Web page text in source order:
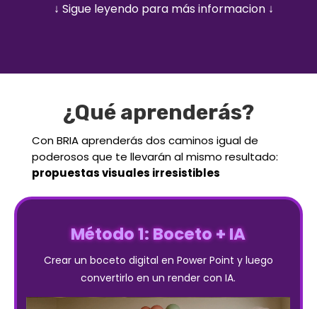
↓ Sigue leyendo para más informacion ↓
¿Qué aprenderás?
Con BRIA aprenderás dos caminos igual de
poderosos que te llevarán al mismo resultado:
propuestas visuales irresistibles
Método 1: Boceto + IA
Crear un boceto digital en Power Point y luego
convertirlo en un render con IA.